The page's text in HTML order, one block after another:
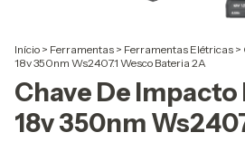
Início > Ferramentas > Ferramentas Elétricas >
18v 350nm Ws2407.1 Wesco Bateria 2A
Chave De
18v 350nm